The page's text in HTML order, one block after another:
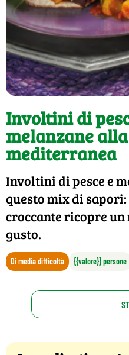
Involtini di
melanzane alla
mediterranea
Involtini di pesce e
questo mix di sapori:
croccante ricopre
gusto.
Di media difficoltà {{valore}} persone